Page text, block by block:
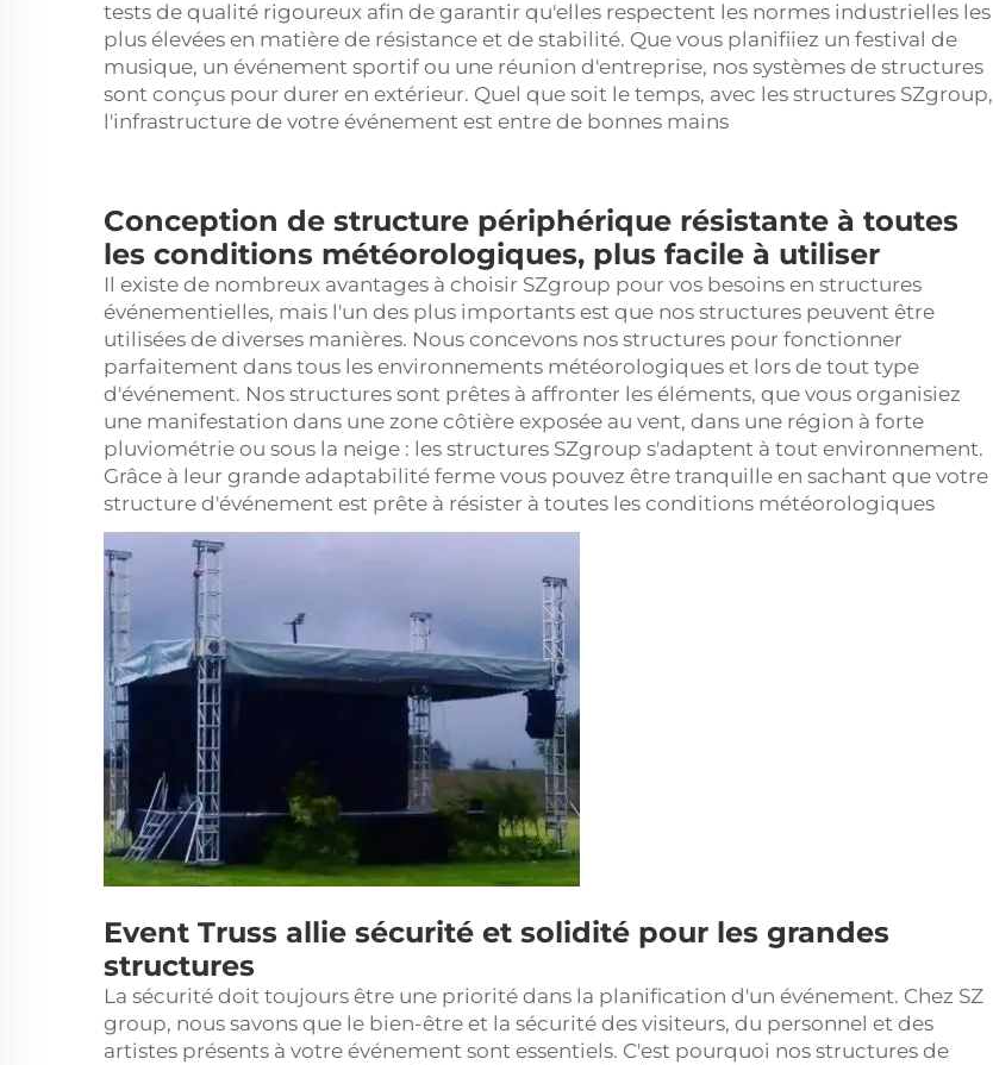
tests de qualité rigoureux afin de garantir qu'elles respectent les normes industrielles les
plus élevées en matière de résistance et de stabilité. Que vous planifiiez un festival de
musique, un événement sportif ou une réunion d'entreprise, nos systèmes de structures
sont conçus pour durer en extérieur. Quel que soit le temps, avec les structures SZgroup,
l'infrastructure de votre événement est entre de bonnes mains
Conception de structure périphérique résistante à toutes
les conditions météorologiques, plus facile à utiliser
Il existe de nombreux avantages à choisir SZgroup pour vos besoins en structures
événementielles, mais l'un des plus importants est que nos structures peuvent être
utilisées de diverses manières. Nous concevons nos structures pour fonctionner
parfaitement dans tous les environnements météorologiques et lors de tout type
d'événement. Nos structures sont prêtes à affronter les éléments, que vous organisiez
une manifestation dans une zone côtière exposée au vent, dans une région à forte
pluviométrie ou sous la neige : les structures SZgroup s'adaptent à tout environnement.
Grâce à leur grande adaptabilité ferme vous pouvez être tranquille en sachant que votre
structure d'événement est prête à résister à toutes les conditions météorologiques
Event Truss allie sécurité et solidité pour les grandes
structures
La sécurité doit toujours être une priorité dans la planification d'un événement. Chez SZ
group, nous savons que le bien-être et la sécurité des visiteurs, du personnel et des
artistes présents à votre événement sont essentiels. C'est pourquoi nos structures de